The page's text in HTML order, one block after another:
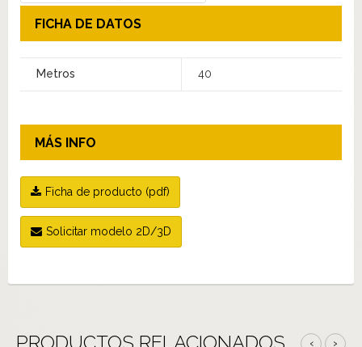
FICHA DE DATOS
Metros 40
MÁS INFO
Ficha de producto (pdf)
Solicitar modelo 2D/3D
‹ ›